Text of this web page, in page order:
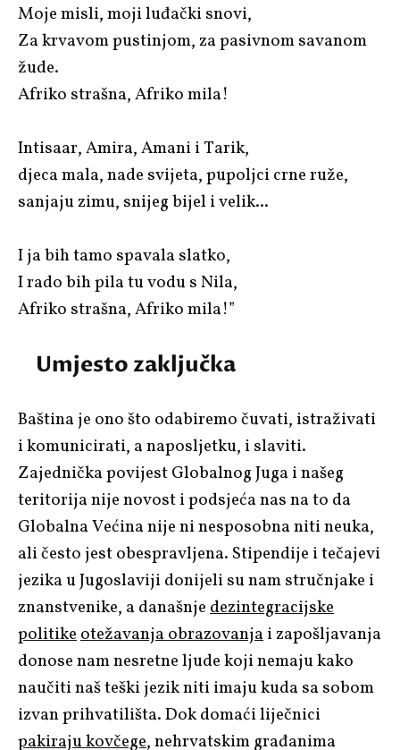
Moje misli, moji luđački snovi,
Za krvavom pustinjom, za pasivnom savanom
žude.
Afriko strašna, Afriko mila!
Intisaar, Amira, Amani i Tarik,
djeca mala, nade svijeta, pupoljci crne ruže,
sanjaju zimu, snijeg bijel i velik...
I ja bih tamo spavala slatko,
I rado bih pila tu vodu s Nila,
Afriko strašna, Afriko mila!”
Umjesto zaključka
Baština je ono što odabiremo čuvati, istraživati
i komunicirati, a naposljetku, i slaviti.
Zajednička povijest Globalnog Juga i našeg
teritorija nije novost i podsjeća nas na to da
Globalna Većina nije ni nesposobna niti neuka,
ali često jest obespravljena. Stipendije i tečajevi
jezika u Jugoslaviji donijeli su nam stručnjake i
znanstvenike, a današnjedezintegracijske
politikeotežavanja obrazovanjai zapošljavanja
donose nam nesretne ljude koji nemaju kako
naučiti naš teški jezik niti imaju kuda sa sobom
izvan prihvatilišta. Dok domaći liječnici
pakiraju kovčege, nehrvatskim građanima